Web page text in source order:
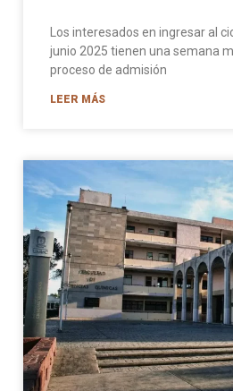
Los interesados en ingresar al
junio 2025 tienen una semana
proceso de admisión
LEER MÁS